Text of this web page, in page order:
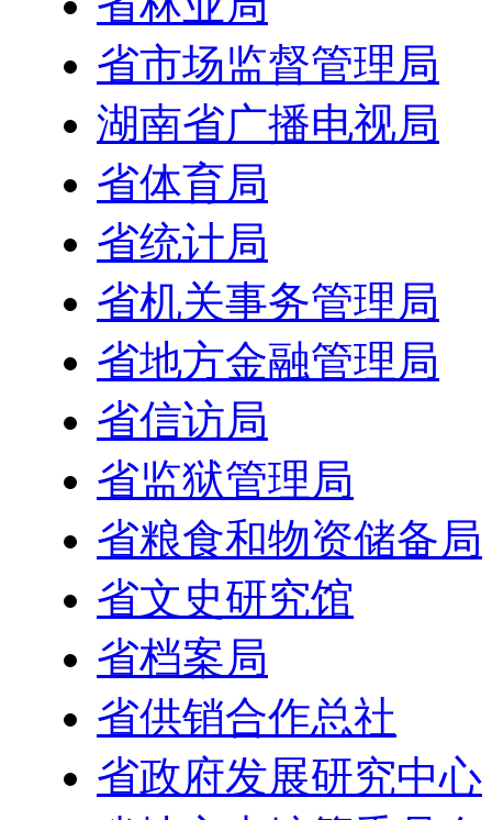
省市场监督管理局
湖南省广播电视局
省体育局
省统计局
省机关事务管理局
省地方金融管理局
省信访局
省监狱管理局
省粮食和物资储备局
省文史研究馆
省档案局
省供销合作总社
省政府发展研究中心